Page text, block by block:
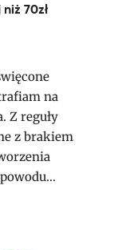
70zł
na
Z reguły
z brakiem